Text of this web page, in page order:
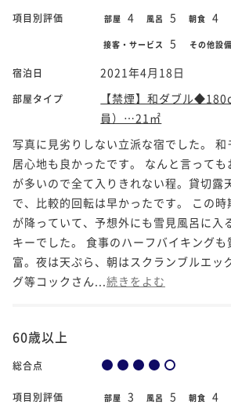
項目別評価 部屋 4 風呂 5 朝食 4
接客・サービス 5 その他設備
宿泊日 2021年4月18日
部屋タイプ
【禁煙】和ダブル
員）…21㎡
写真に見劣りしない立派な宿でした。
居心地も良かったです。 なんと言って
が多いので全て入りきれない程。貸切露
で、比較的回転は早かったです。 この
が降っていて、予想外にも雪見風呂に入
キーでした。 食事のハーフバイキングも
富。夜は天ぷら、朝はスクランブルエッ
グ等コックさん... 続きをよむ
60歳以上
総合点
項目別評価 部屋 3 風呂 5 朝食 4